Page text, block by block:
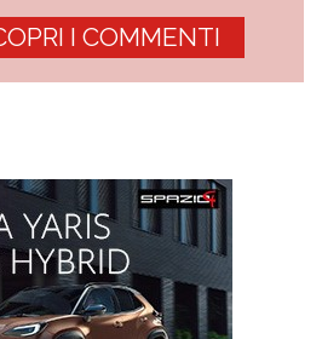
I COMMENTI